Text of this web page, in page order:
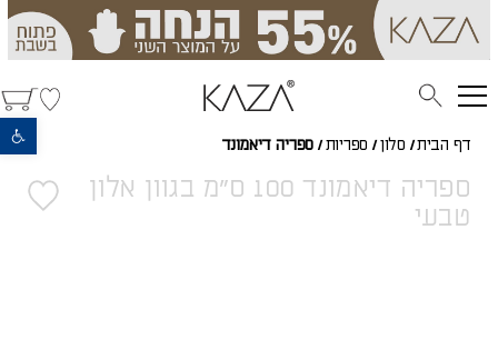
פתח סרגל נגישות
דף הבית/ סלון / ספריות / ספריה דיאמונד
ספריה דיאמונד 100 ס"מ בגוון אלון
טבעי